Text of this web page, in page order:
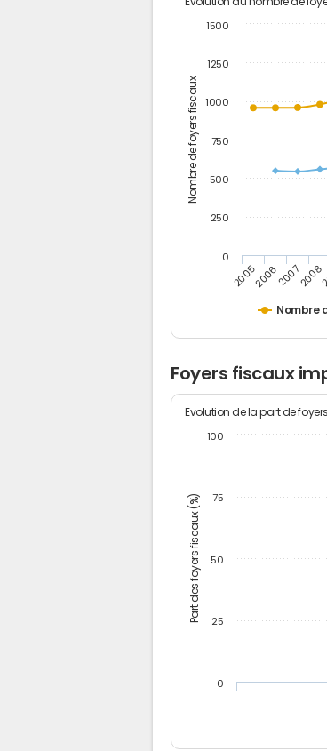
Nombre de foyers fiscaux
Nombre
2005200620072008
0
250
500
750
1000
1250
1500
Foyers fiscaux
Part des foyers fiscaux (%)
Evolution de la part de
0
25
50
75
100